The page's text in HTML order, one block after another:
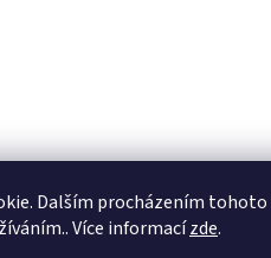
Dalším procházením tohoto
Více informacízde.
sítích